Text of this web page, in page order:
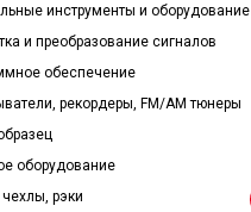
инструменты и оборудование
и преобразование сигналов
обеспечение
рекордеры, FM/AM тюнеры
оборудование
рэки